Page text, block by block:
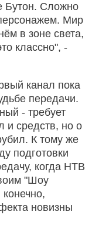
Бутон. Сложно
Мир
в зоне света,
классно", -
канал пока
передачи.
- требует
и средств, но о
К тому же
подготовки
когда НТВ
"Шоу
новизны